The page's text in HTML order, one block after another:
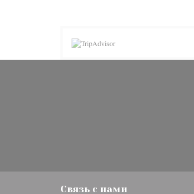
Связь с нами